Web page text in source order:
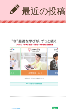
最近の投稿